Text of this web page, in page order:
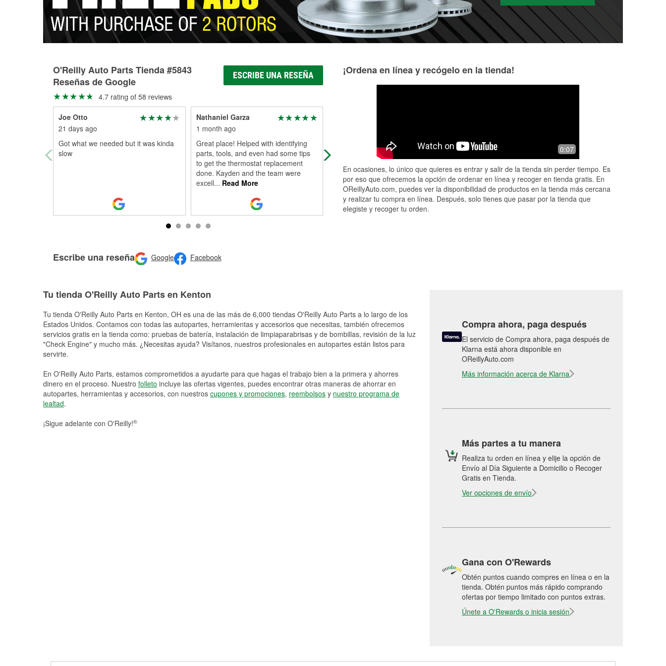
O'Reilly Auto Parts Tienda #5843
Reseñas de Google
ESCRIBE UNA RESEÑA
4.7 rating of 58 reviews
Joe Otto
21 days ago
Got what we needed but it was kinda
slow
Nathaniel Garza
1 month ago
Great place! Helped with identifying
parts, tools, and even had some tips
to get the thermostat replacement
done. Kayden and the team were
excell... Read More
These guys in Kenton are wonderful! I
walked out without a part, but gain
solution. Usually when I go to the
auto... Read More
The guys are so helpful.
Escribe una reseña Google Facebook
¡Ordena en línea y recógelo en la tienda!
0:07
En ocasiones, lo único que quieres es entrar y salir de la tienda sin perder tiempo. Es
por eso que ofrecemos la opción de ordenar en línea y recoger en tienda gratis. En
OReillyAuto.com, puedes ver la disponibilidad de productos en la tienda más cercana
y realizar tu compra en línea. Después, solo tienes que pasar por la tienda que
elegiste y recoger tu orden.
Tu tienda O'Reilly Auto Parts en Kenton
Tu tienda O'Reilly Auto Parts en Kenton, OH es una de las más de 6,000 tiendas O'Reilly Auto Parts a lo largo de los
Estados Unidos. Contamos con todas las autopartes, herramientas y accesorios que necesitas, también ofrecemos
servicios gratis en la tienda como: pruebas de batería, instalación de limpiaparabrisas y de bombillas, revisión de la luz
"Check Engine" y mucho más. ¿Necesitas ayuda? Visítanos, nuestros profesionales en autopartes están listos para
servirte.
En O'Reilly Auto Parts, estamos comprometidos a ayudarte para que hagas el trabajo bien a la primera y ahorres
dinero en el proceso. Nuestro folleto incluye las ofertas vigentes, puedes encontrar otras maneras de ahorrar en
autopartes, herramientas y accesorios, con nuestros cupones y promociones, reembolsos y nuestro programa de
lealtad.
¡Sigue adelante con O'Reilly!®
Compra ahora, paga después
El servicio de Compra ahora, paga después de
Klarna está ahora disponible en
OReillyAuto.com
Más información acerca de Klarna
Más partes a tu manera
Realiza tu orden en línea y elije la opción de
Envío al Día Siguiente a Domicilio o Recoger
Gratis en Tienda.
Ver opciones de envío
Gana con O'Rewards
Obtén puntos cuando compres en línea o en la
tienda. Obtén puntos más rápido comprando
ofertas por tiempo limitado con puntos extras.
Únete a O'Rewards o inicia sesión